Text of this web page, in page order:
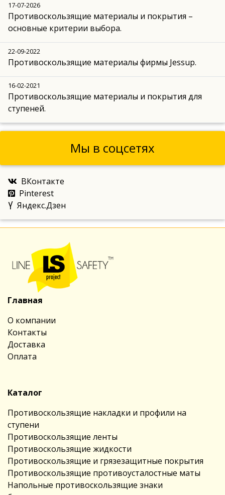
17-07-2026
Противоскользящие материалы и покрытия –
основные критерии выбора.
22-09-2022
Противоскользящие материалы фирмы Jessup.
16-02-2021
Противоскользящие материалы и покрытия для
ступеней.
Мы в соцсетях
ВКонтакте
Pinterest
Яндекс.Дзен
Главная
О компании
Контакты
Доставка
Оплата
Каталог
Противоскользящие накладки и профили на
ступени
Противоскользящие ленты
Противоскользящие жидкости
Противоскользящие и грязезащитные покрытия
Противоскользящие противоусталостные маты
Напольные противоскользящие знаки